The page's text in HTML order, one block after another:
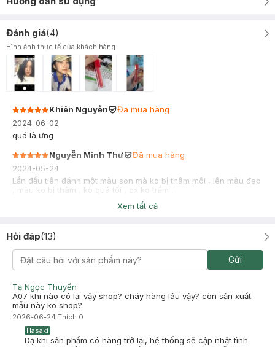
Đánh giá(4)
Hình ảnh thực tế của khách hàng
Khiên Nguyễn
Đã mua hàng
2024-06-02
quá là ưng
Nguyễn Minh Thư
Đã mua hàng
2024-05-24
Lần đầu tiên đánh một màu son mà ko bị thâm môi , lên màu đẹp
, màu ko bị thâm , ko quá tối , cx ko trầm .
Xem tất cả
Hỏi đáp(13)
Gửi
Tạ Ngọc Thuyền
A07 khi nào có lại vậy shop? cháy hàng lâu vậy? còn sản xuất
mẫu này ko shop?
2026-06-24 Thích 0
Hasaki
Dạ khi sản phẩm có hàng trở lại, hệ thống sẽ cập nhật tình